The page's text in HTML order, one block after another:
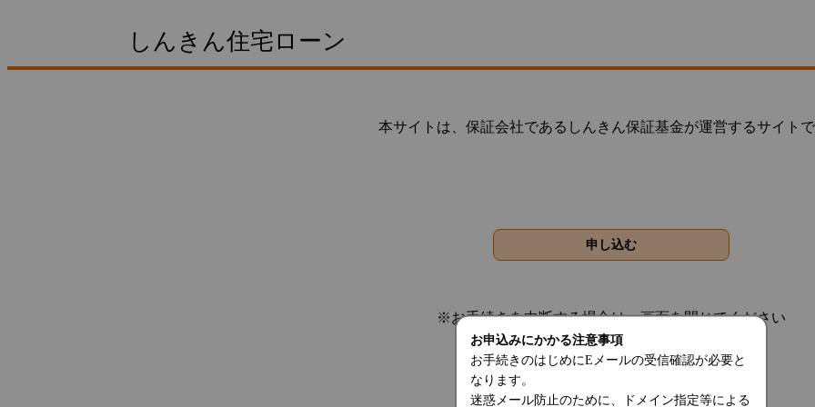
しんきん住宅ローン
本サイトは、保証会社であるしんきん保証基金が運営するサイト
※お手続きを中断する場合は、画面を閉じてください
お申込みにかかる注意事項
お手続きのはじめにEメールの受信確認が必要と
なります。
迷惑メール防止のために、ドメイン指定等による